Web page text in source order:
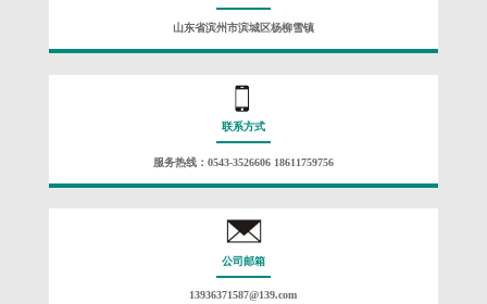
山东省滨州市滨城区杨柳雪镇
联系方式
服务热线：0543-3526606 18611759756
公司邮箱
13936371587@139.com